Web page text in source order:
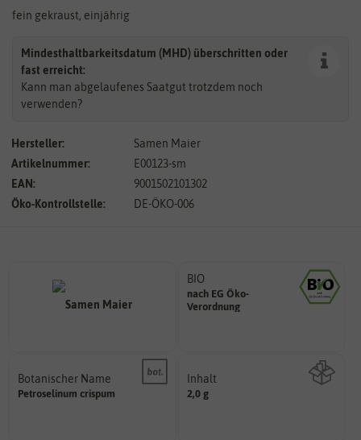
fein gekraust, einjährig
Mindesthaltbarkeitsdatum (MHD) überschritten oder
fast erreicht:
Kann man abgelaufenes Saatgut trotzdem noch
verwenden?
Hersteller:
Samen Maier
Artikelnummer:
E00123-sm
EAN:
9001502101302
Öko-Kontrollstelle:
DE-ÖKO-006
BIO
nach EG Öko-
Verordnung
den Richtlinien der biologischen
Landwirtschaft arbeiten.
Inhalt
2,0 g
Botanischer Name
Petroselinum crispum
Namen zur eindeutigen
Bestimmung der Pflanze.